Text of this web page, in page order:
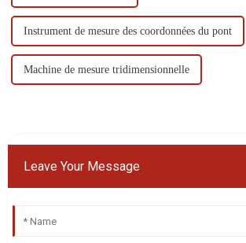
Instrument de mesure des coordonnées du pont
Machine de mesure tridimensionnelle
Leave Your Message